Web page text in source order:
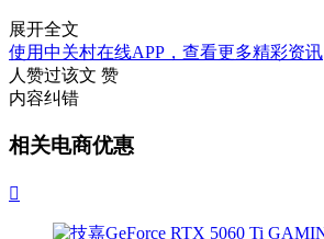
展开全文
使用中关村在线APP，查看更多精彩资讯
人赞过该文 赞
内容纠错
相关电商优惠
